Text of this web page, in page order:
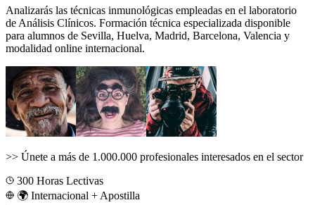
Analizarás las técnicas inmunológicas empleadas en el laboratorio
de Análisis Clínicos. Formación técnica especializada disponible
para alumnos de Sevilla, Huelva, Madrid, Barcelona, Valencia y
modalidad online internacional.
>> Únete a más de 1.000.000 profesionales interesados en el sector
300 Horas Lectivas
🌍 Internacional + Apostilla